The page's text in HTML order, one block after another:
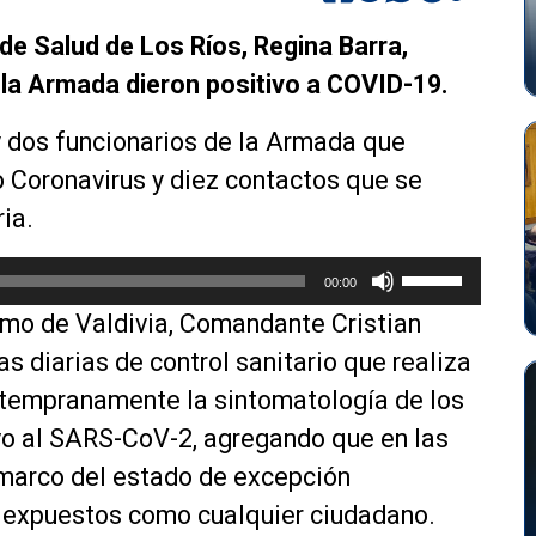
Salud de Los Ríos, Regina Barra,
Armada dieron positivo a COVID-19.
funcionarios de la Armada que
y diez contactos que se
00:00
i
l
z
a
s
de Valdivia, Comandante Cristian
diarias de control sanitario que realiza
la sintomatología de los
SARS-CoV-2, agregando que en las
del estado de excepción
como cualquier ciudadano.